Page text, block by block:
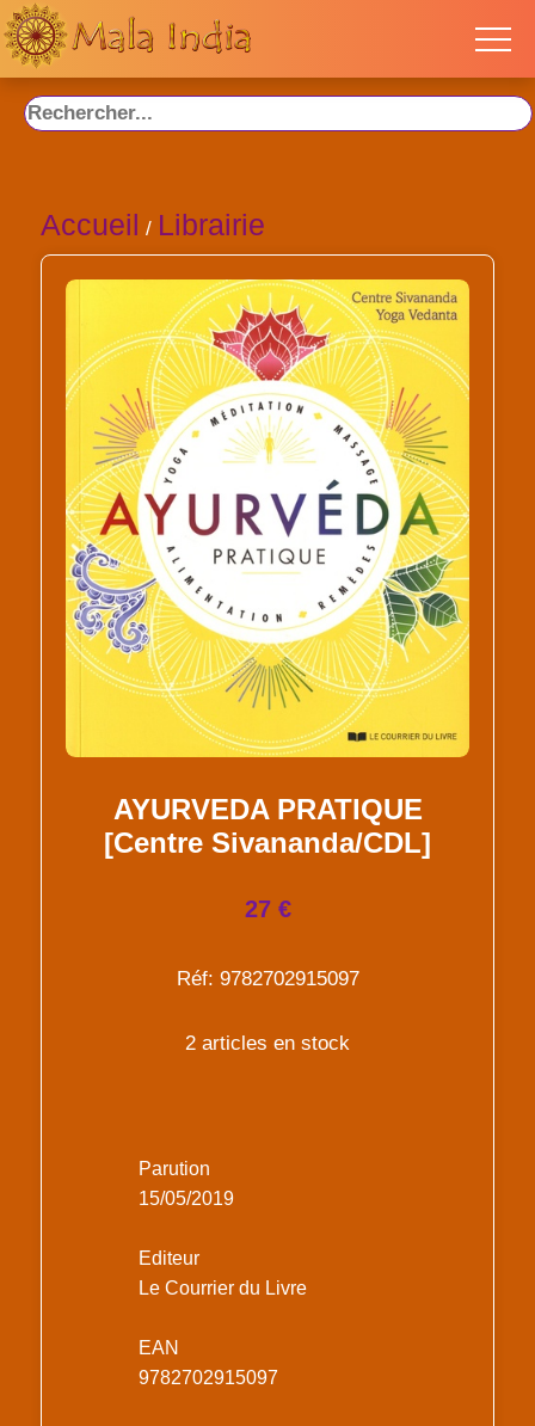
Accueil / Librairie
AYURVEDA PRATIQUE
[Centre Sivananda/CDL]
27 €
Réf: 9782702915097
2 articles en stock
Parution
15/05/2019
Editeur
Le Courrier du Livre
EAN
9782702915097